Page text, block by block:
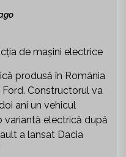
produsă în România
Ford. Constructorul va
ani un vehicul
variantă electrică după
a lansat Dacia